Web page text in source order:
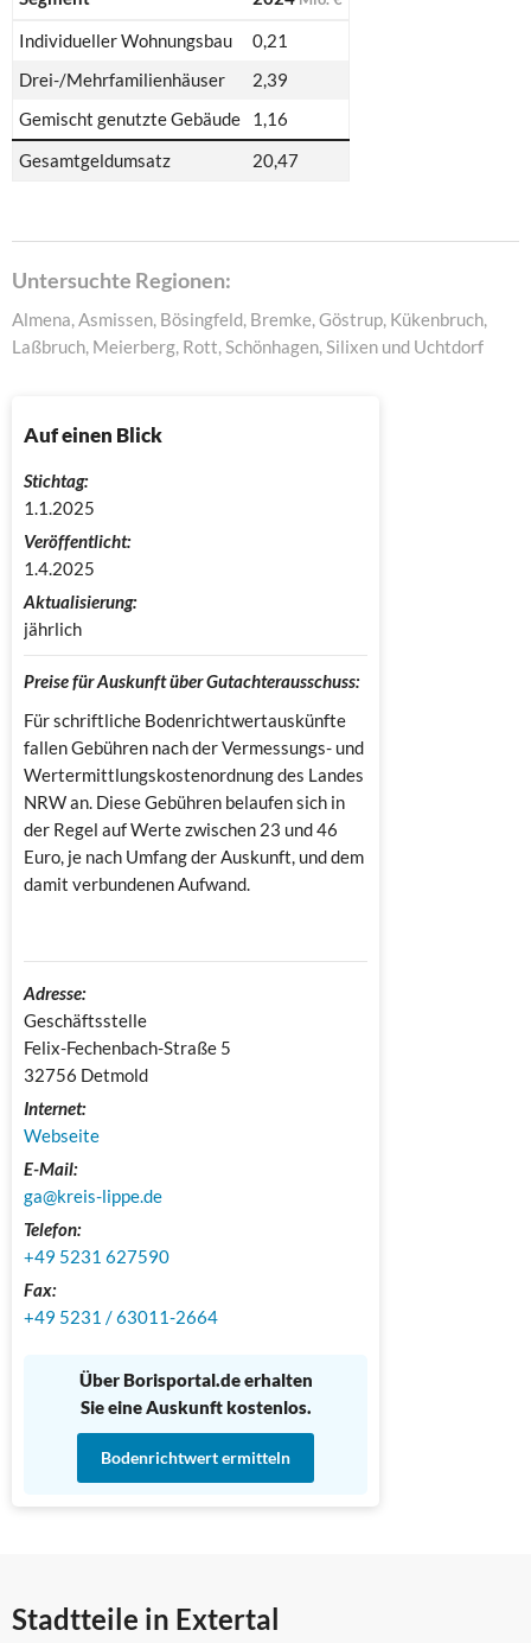
Individueller Wohnungsbau
0,21
Drei-/Mehrfamilienhäuser
2,39
Gemischt genutzte Gebäude
1,16
Gesamtgeldumsatz
20,47
Untersuchte Regionen:
Almena, Asmissen, Bösingfeld, Bremke, Göstrup, Kükenbruch,
Laßbruch, Meierberg, Rott, Schönhagen, Silixen und Uchtdorf
Auf einen Blick
Stichtag:
1.1.2025
Veröffentlicht:
1.4.2025
Aktualisierung:
jährlich
Preise für Auskunft über Gutachterausschuss:
Für schriftliche Bodenrichtwertauskünfte
fallen Gebühren nach der Vermessungs- und
Wertermittlungskostenordnung des Landes
NRW an. Diese Gebühren belaufen sich in
der Regel auf Werte zwischen 23 und 46
Euro, je nach Umfang der Auskunft, und dem
damit verbundenen Aufwand.
Adresse:
Geschäftsstelle
Felix-Fechenbach-Straße 5
32756 Detmold
Internet:
Webseite
E-Mail:
ga@kreis-lippe.de
Telefon:
+49 5231 627590
Fax:
+49 5231 / 63011-2664
Über Borisportal.de erhalten
Sie eine Auskunft kostenlos.
Bodenrichtwert ermitteln
Stadtteile in Extertal